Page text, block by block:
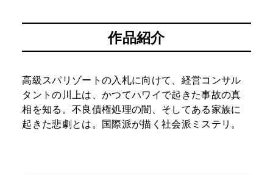
作品紹介
高級スパリゾートの入札に向けて、経営コンサル
タントの川上は、かつてハワイで起きた事故の真
相を知る。不良債権処理の闇、そしてある家族に
起きた悲劇とは。国際派が描く社会派ミステリ。